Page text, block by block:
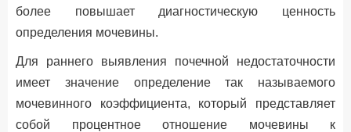
более повышает диагностическую ценность
определения мочевины.
Для раннего выявления почечной недостаточности
имеет значение определение так называемого
мочевинного коэффициента, который представляет
собой процентное отношение мочевины к